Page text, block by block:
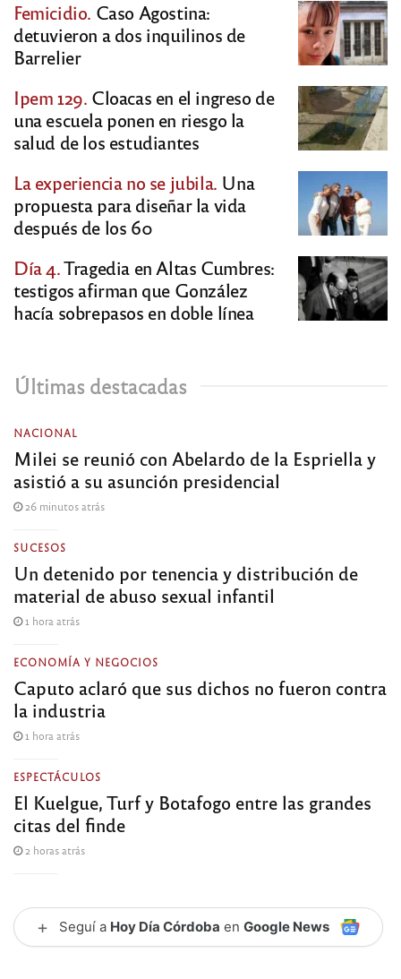
Femicidio. Caso Agostina:
detuvieron a dos inquilinos de
Barrelier
Ipem 129. Cloacas en el ingreso de
una escuela ponen en riesgo la
salud de los estudiantes
La experiencia no se jubila. Una
propuesta para diseñar la vida
después de los 60
Día 4.Tragedia en Altas Cumbres:
testigos afirman que González
hacía sobrepasos en doble línea
Últimas destacadas
NACIONAL
Milei se reunió con Abelardo de la Espriella y
asistió a su asunción presidencial
26 minutos atrás
SUCESOS
Un detenido por tenencia y distribución de
material de abuso sexual infantil
1 hora atrás
ECONOMÍA Y NEGOCIOS
Caputo aclaró que sus dichos no fueron contra
la industria
1 hora atrás
ESPECTÁCULOS
El Kuelgue, Turf y Botafogo entre las grandes
citas del finde
2 horas atrás
+ Seguí a Hoy Día Córdoba en Google News